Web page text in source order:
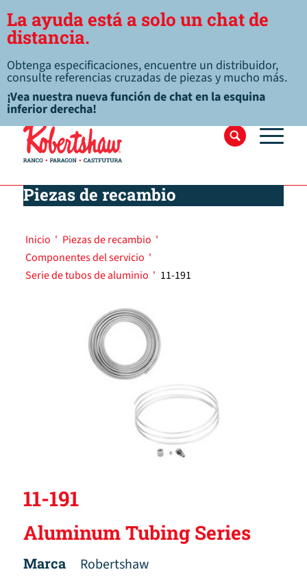
La ayuda está a solo un chat de
distancia.
Obtenga especificaciones, encuentre un distribuidor,
consulte referencias cruzadas de piezas y mucho más.
¡Vea nuestra nueva función de chat en la esquina
inferior derecha!
Piezas de recambio
Inicio ' Piezas de recambio '
Componentes del servicio '
Serie de tubos de aluminio ' 11-191
11-191
Aluminum Tubing Series
Marca
Robertshaw